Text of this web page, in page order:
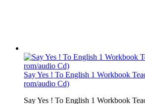
Say Yes ! To English 1 Workbook
rom/audio Cd)
Say Yes ! To English 1 Workbook